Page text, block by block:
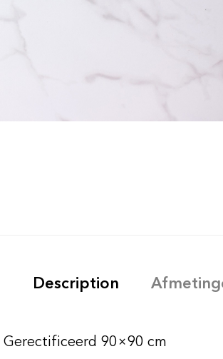
Description
90×90 cm